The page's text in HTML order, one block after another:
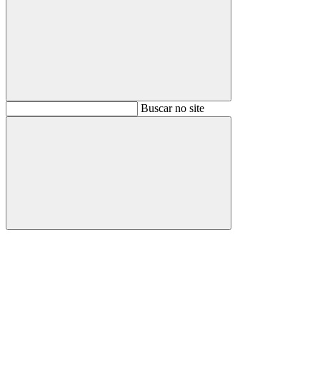
BuscarBuscar no site
Buscar